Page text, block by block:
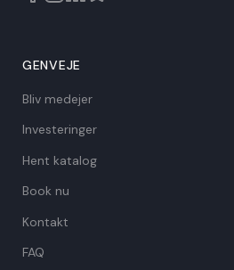
GENVEJE
Bliv medejer
Investeringer
Hent katalog
Book nu
Kontakt
FAQ